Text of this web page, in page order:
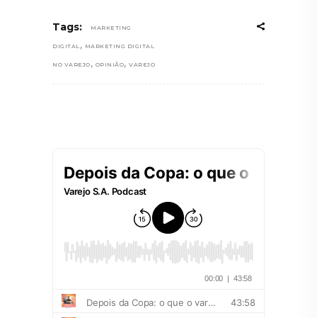
Tags: MARKETING
DIGITAL , MARKETING DIGITAL
NO VAREJO , OPINIÃO, VAREJO